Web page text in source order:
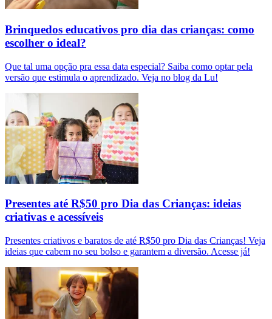
Brinquedos educativos pro dia das crianças: como
escolher o ideal?
Que tal uma opção pra essa data especial? Saiba como optar pela
versão que estimula o aprendizado. Veja no blog da Lu!
Presentes até R$50 pro Dia das Crianças: ideias
criativas e acessíveis
Presentes criativos e baratos de até R$50 pro Dia das Crianças! Veja
ideias que cabem no seu bolso e garantem a diversão. Acesse já!